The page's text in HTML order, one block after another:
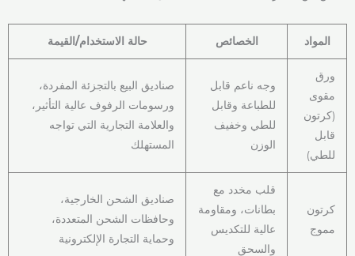
المواد الخصائص حالة الاستخدام/القيمة
ورق
مقوى
(كرتون
قابل
للطي)
وجه ناعم قابل
للطباعة وقابل
للطي وخفيف
الوزن
صناديق البيع بالتجزئة المفردة،
ورسومات الرفوف عالية التأثير،
والعلامة التجارية التي تواجه
المستهلك
كرتون
مموج
قلب مخدد مع
بطانات، ومقاومة
عالية للتكديس
والسحق
صناديق الشحن الخارجية،
وحافظات الشحن المتعددة،
وحماية التجارة الإلكترونية